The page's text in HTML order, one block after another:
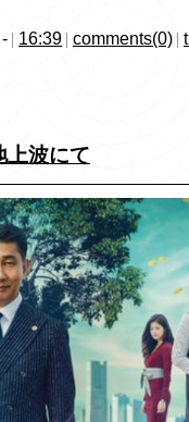
- 16:39 comments(0)
波にて